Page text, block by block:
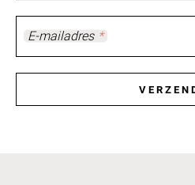
E-mailadres *